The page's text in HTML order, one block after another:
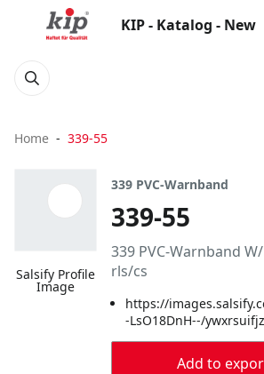
KIP - Katalog - New
Home 339-55
Salsify Profile
Image
339 PVC-Warnband
339-55
339 PVC-Warnband
rls/cs
https://
-LsO18DnH--/
Add to